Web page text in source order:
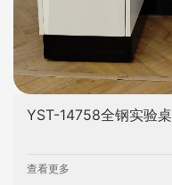
YST-14758全钢实验桌
查看更多